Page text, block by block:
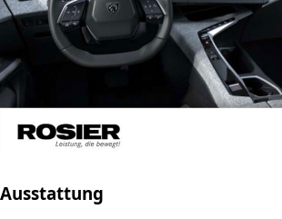
Ausstattung